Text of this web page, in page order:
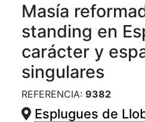
Masía
standing en
carácter y
singulares
REFERENCIA: 9382
Esplugues de